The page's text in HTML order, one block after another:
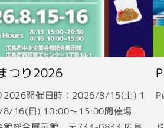
つり2026
2026開催日時：2026/8/15(土) 1
16(日) 10:00〜15:00開催場